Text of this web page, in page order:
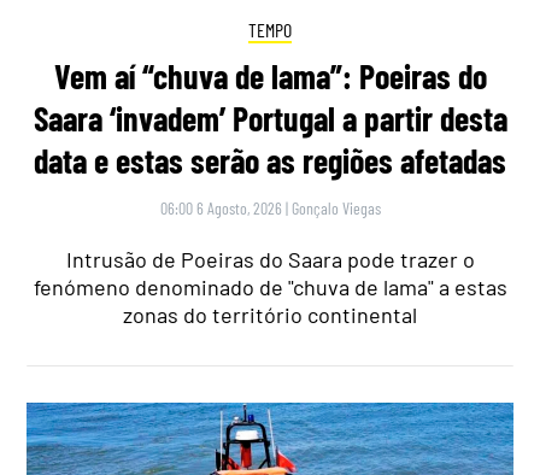
TEMPO
Vem aí “chuva de lama”: Poeiras do
Saara ‘invadem’ Portugal a partir desta
data e estas serão as regiões afetadas
06:00 6 Agosto, 2026 | Gonçalo Viegas
Intrusão de Poeiras do Saara pode trazer o
fenómeno denominado de "chuva de lama" a estas
zonas do território continental